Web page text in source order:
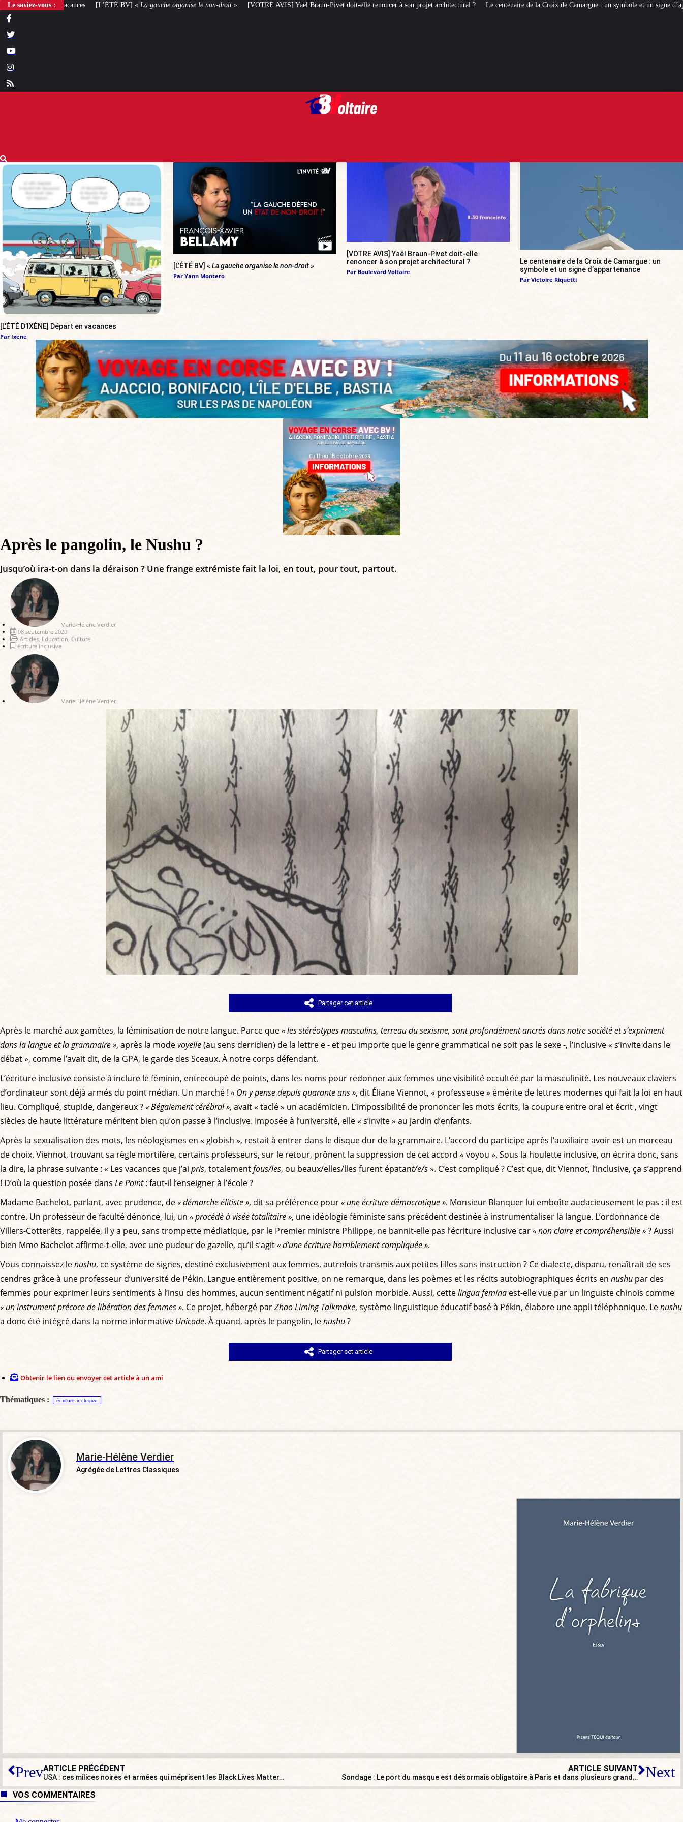
Le saviez-vous :
[L’ÉTÉ BV] «La gauche organise le non-droit» [VOTRE AVIS] Yaël Braun-Pivet doit-elle renoncer à son projet architectural ? Le centenaire de la Croix de Camargue : un symbole et un signe d’appartenance
[L’ÉTÉ D’IXÈNE] Départ en vacances
Par Ixene
[L’ÉTÉ BV] « La gauche organise le non-droit»
Par Yann Montero
[VOTRE AVIS] Yaël Braun-Pivet doit-elle
renoncer à son projet architectural ?
Par Boulevard Voltaire
Le centenaire de la Croix de Camargue : un
symbole et un signe d’appartenance
Par Victoire Riquetti
Après le pangolin, le Nushu ?
Jusqu’où ira-t-on dans la déraison ? Une frange extrémiste fait la loi, en tout, pour tout, partout.
Marie-Hélène Verdier
08 septembre 2020
Articles Education Culture
écriture inclusive
Marie-Hélène Verdier
Partager cet article
Après le marché aux gamètes, la féminisation de notre langue. Parce que« les stéréotypes masculins, terreau du sexisme, sont profondément ancrés dans notre société et s’expriment
dans la langue et la grammaire », après la modevoyelle(au sens derridien) de la lettre e - et peu importe que le genre grammatical ne soit pas le sexe -, l’inclusive « s’invite dans le
débat », comme l’avait dit, de la GPA, le garde des Sceaux. À notre corps défendant.
L’écriture inclusive consiste à inclure le féminin, entrecoupé de points, dans les noms pour redonner aux femmes une visibilité occultée par la masculinité. Les nouveaux claviers
d’ordinateur sont déjà armés du point médian. Un marché ! « On y pense depuis quarante ans », dit Éliane Viennot, « professeuse » émérite de lettres modernes qui fait la loi en haut
lieu. Compliqué, stupide, dangereux ?« Bégaiement cérébral », avait « taclé » un académicien. L’impossibilité de prononcer les mots écrits, la coupure entre oral et écrit , vingt
siècles de haute littérature méritent bien qu’on passe à l’inclusive. Imposée à l’université, elle « s’invite » au jardin d’enfants.
Après la sexualisation des mots, les néologismes en « globish », restait à entrer dans le disque dur de la grammaire. L’accord du participe après l’auxiliaire avoir est un morceau
de choix. Viennot, trouvant sa règle mortifère, certains professeurs, sur le retour, prônent la suppression de cet accord « voyou ». Sous la houlette inclusive, on écrira donc, sans
la dire, la phrase suivante : « Les vacances que j’ai pris, totalementfous/les, ou beaux/elles/lles furent épatant/e/s». C’est compliqué ? C’est que, dit Viennot, l’inclusive, ça s’apprend
! D’où la question posée dans Le Point: faut-il l’enseigner à l’école ?
Madame Bachelot, parlant, avec prudence, de« démarche élitiste », dit sa préférence pour« une écriture démocratique ». Monsieur Blanquer lui emboîte audacieusement le pas : il est
contre. Un professeur de faculté dénonce, lui, un « procédé à visée totalitaire », une idéologie féministe sans précédent destinée à instrumentaliser la langue. L’ordonnance de
Villers-Cotterêts, rappelée, il y a peu, sans trompette médiatique, par le Premier ministre Philippe, ne bannit-elle pas l’écriture inclusive car« non claire et compréhensible »? Aussi
bien Mme Bachelot affirme-t-elle, avec une pudeur de gazelle, qu’il s’agit« d’une écriture horriblement compliquée ».
Vous connaissez lenushu, ce système de signes, destiné exclusivement aux femmes, autrefois transmis aux petites filles sans instruction ? Ce dialecte, disparu, renaîtrait de ses
cendres grâce à une professeur d’université de Pékin. Langue entièrement positive, on ne remarque, dans les poèmes et les récits autobiographiques écrits en nushu par des
femmes pour exprimer leurs sentiments à l’insu des hommes, aucun sentiment négatif ni pulsion morbide. Aussi, cettelingua femina est-elle vue par un linguiste chinois comme
« un instrument précoce de libération des femmes ». Ce projet, hébergé parZhao Liming Talkmake, système linguistique éducatif basé à Pékin, élabore une appli téléphonique. Lenushu
a donc été intégré dans la norme informative Unicode. À quand, après le pangolin, lenushu?
Partager cet article
Obtenir le lien ou envoyer cet article à un ami
Thématiques : écriture inclusive
Marie-Hélène Verdier
Agrégée de Lettres Classiques
PrevARTICLE PRÉCÉDENT
USA : ces milices noires et armées qui méprisent les Black Lives Matter…
ARTICLE SUIVANT
Sondage : Le port du masque est désormais obligatoire à Paris et dans plusieurs grandes villes. Faut-il étendre cette obligation partout en France ? Next
VOS COMMENTAIRES